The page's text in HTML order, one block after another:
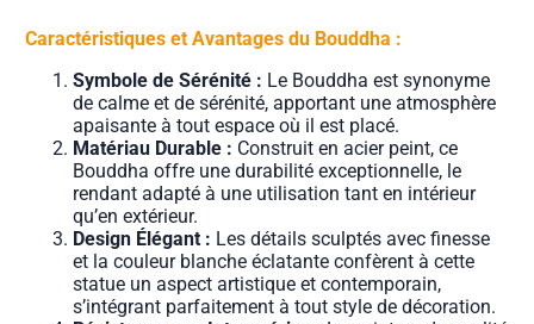
Caractéristiques et Avantages du Bouddha :
Symbole de Sérénité : Le Bouddha est synonyme
de calme et de sérénité, apportant une atmosphère
apaisante à tout espace où il est placé.
Matériau Durable : Construit en acier peint, ce
Bouddha offre une durabilité exceptionnelle, le
rendant adapté à une utilisation tant en intérieur
qu’en extérieur.
Design Élégant : Les détails sculptés avec finesse
et la couleur blanche éclatante confèrent à cette
statue un aspect artistique et contemporain,
s’intégrant parfaitement à tout style de décoration.